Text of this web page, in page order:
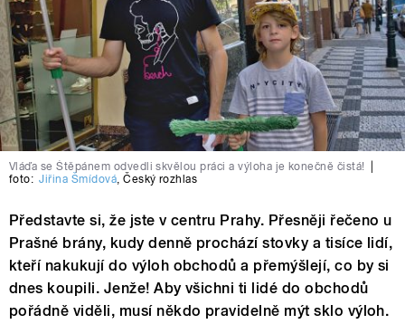
Vláďa se Štěpánem odvedli skvělou práci a výloha je konečně čistá!
foto: Jiřina Šmídová,Český rozhlas
Představte si, že jste v centru Prahy. Přesněji řečeno u
Prašné brány, kudy denně prochází stovky a tisíce lidí,
kteří nakukují do výloh obchodů a přemýšlejí, co by si
dnes koupili. Jenže! Aby všichni ti lidé do obchodů
pořádně viděli, musí někdo pravidelně mýt sklo výloh.